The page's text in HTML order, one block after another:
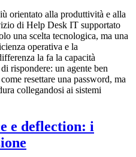
orientato alla produttività e alla
di Help Desk IT supportato
una scelta tecnologica, ma una
operativa e la
la fa la capacità
rispondere: un agente ben
resettare una password, ma
collegandosi ai sistemi
e deflection: i